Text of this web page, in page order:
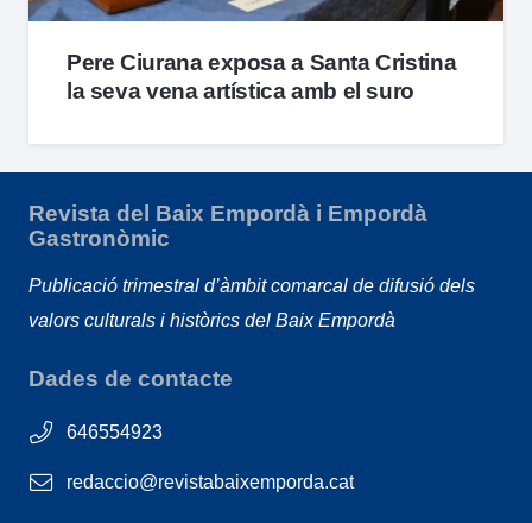
Pere Ciurana exposa a Santa Cristina
la seva vena artística amb el suro
Revista del Baix Empordà i Empordà
Gastronòmic
Publicació trimestral d’àmbit comarcal de difusió dels
valors culturals i històrics del Baix Empordà
Dades de contacte
646554923
redaccio@revistabaixemporda.cat